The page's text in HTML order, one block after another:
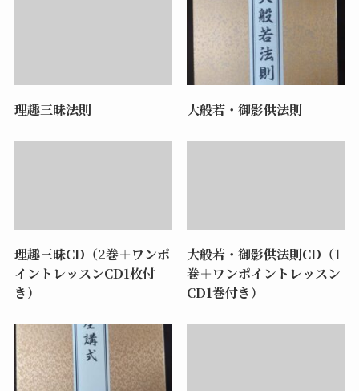
理趣三昧法則 大般若・御影供法則
理趣三昧CD（2巻＋ワンポ
イントレッスンCD1枚付
き）
大般若・御影供法則CD（1
巻＋ワンポイントレッスン
CD1巻付き）